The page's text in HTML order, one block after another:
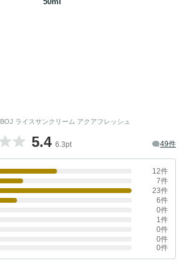
BOJ ライスサンクリーム アクアフレッシュ
5.4 6.3pt 49件
12件
7件
23件
6件
0件
1件
0件
0件
0件